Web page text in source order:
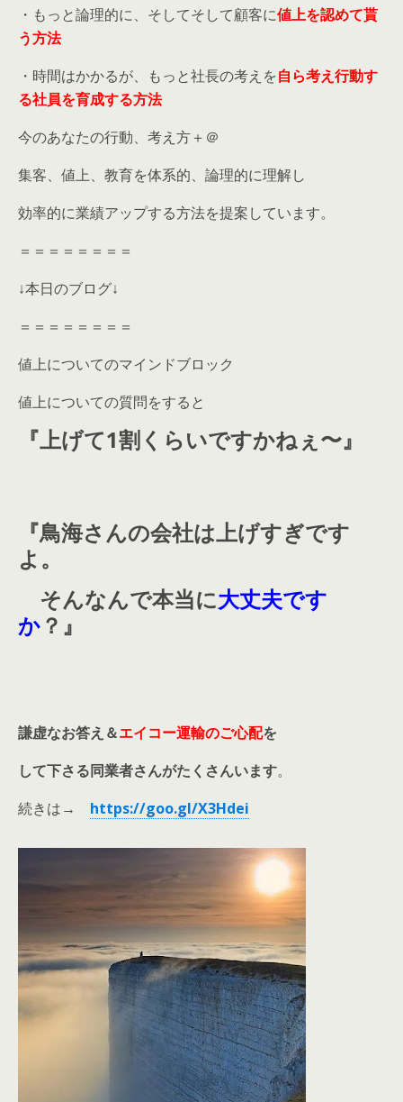
・もっと論理的に、そしてそして顧客に値上を認めて貰
う方法
・時間はかかるが、もっと社長の考えを自ら考え行動す
る社員を育成する方法
今のあなたの行動、考え方＋＠
集客、値上、教育を体系的、論理的に理解し
効率的に業績アップする方法を提案しています。
＝＝＝＝＝＝＝＝
↓本日のブログ↓
＝＝＝＝＝＝＝＝
値上についてのマインドブロック
値上についての質問をすると
『上げて1割くらいですかねぇ〜』
『鳥海さんの会社は上げすぎです
よ。
そんなんで本当に大丈夫です
か？』
謙虚なお答え＆エイコー運輸のご心配を
して下さる同業者さんがたくさんいます。
続きは→ https://goo.gl/X3Hdei